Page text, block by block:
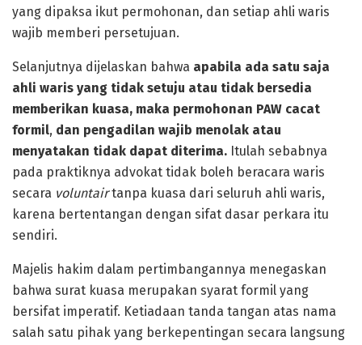
yang dipaksa ikut permohonan, dan setiap ahli waris
wajib memberi persetujuan.
Selanjutnya dijelaskan bahwa apabila ada satu saja
ahli waris yang tidak setuju atau tidak bersedia
memberikan kuasa, maka permohonan PAW cacat
formil, dan pengadilan wajib menolak atau
menyatakan tidak dapat diterima. Itulah sebabnya
pada praktiknya advokat tidak boleh beracara waris
secara voluntairtanpa kuasa dari seluruh ahli waris,
karena bertentangan dengan sifat dasar perkara itu
sendiri.
Majelis hakim dalam pertimbangannya menegaskan
bahwa surat kuasa merupakan syarat formil yang
bersifat imperatif. Ketiadaan tanda tangan atas nama
salah satu pihak yang berkepentingan secara langsung